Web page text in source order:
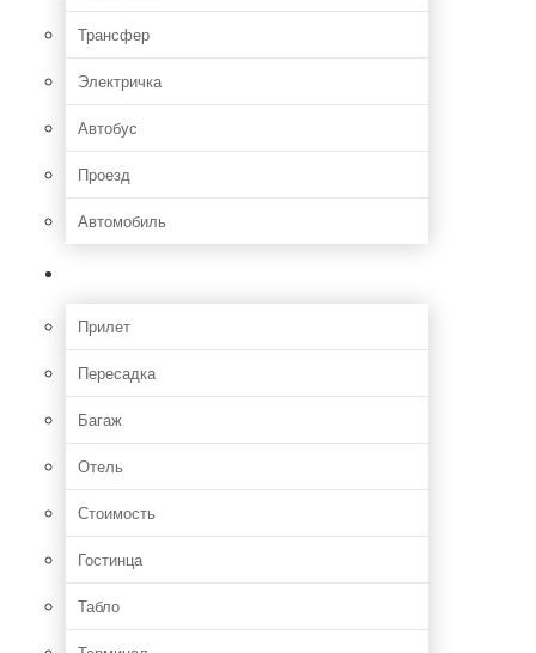
Трансфер
Электричка
Автобус
Проезд
Автомобиль
Прилет
Пересадка
Багаж
Отель
Стоимость
Гостинца
Табло